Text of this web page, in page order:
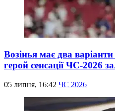
Возінья має два
герой сенсації ЧС-2026
05 липня, 16:42 ЧС 2026